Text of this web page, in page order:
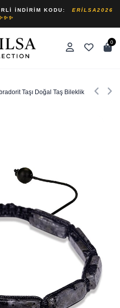
İNDIRIM KODU:
ERILSA2026
0
Taşı Doğal Taş Bileklik